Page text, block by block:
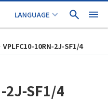
VPLFC10-10RN-2J-SF1/4
2J-SF1/4